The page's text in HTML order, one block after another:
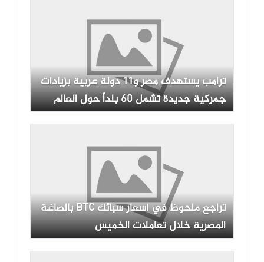
ترامب يستهدف مصر و11 دولة عربية بزيادات
جمركية جديدة تشمل 60 بلداً حول العالم
تراجع ملحوظ في أسعار سبائك BTC بالصاغة
المصرية خلال تعاملات الخميس